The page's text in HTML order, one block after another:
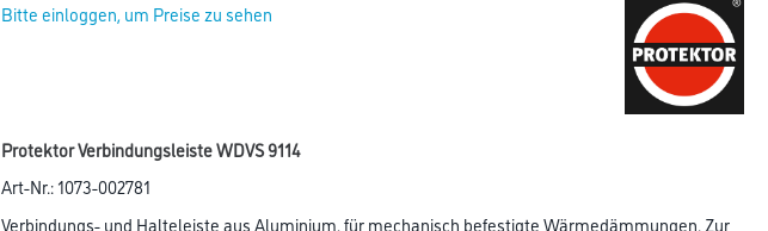
Bitte einloggen, um Preise zu sehen
Protektor Verbindungsleiste WDVS 9114
Art-Nr.:1073-002781
Verbindungs- und Halteleiste aus Aluminium, für mechanisch befestigte Wärmedämmungen. Zur